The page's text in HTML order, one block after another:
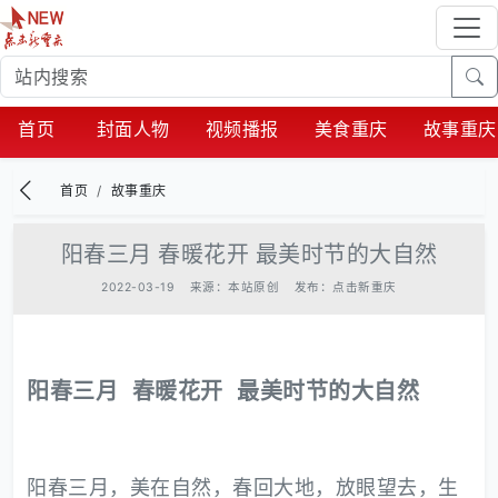
首页 封面人物 视频播报 美食重庆 故事重庆
首页 故事重庆
阳春三月 春暖花开 最美时节的大自然
2022-03-19 来源：本站原创 发布：点击新重庆
阳春三月 春暖花开 最美时节的大自然
阳春三月，美在自然，春回大地，放眼望去，生